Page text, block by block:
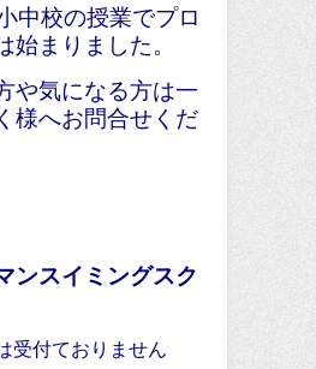
中校の授業でプロ
始まりました。
や気になる方は一
様へお問合せくだ
ンスイミングスク
受付ておりません